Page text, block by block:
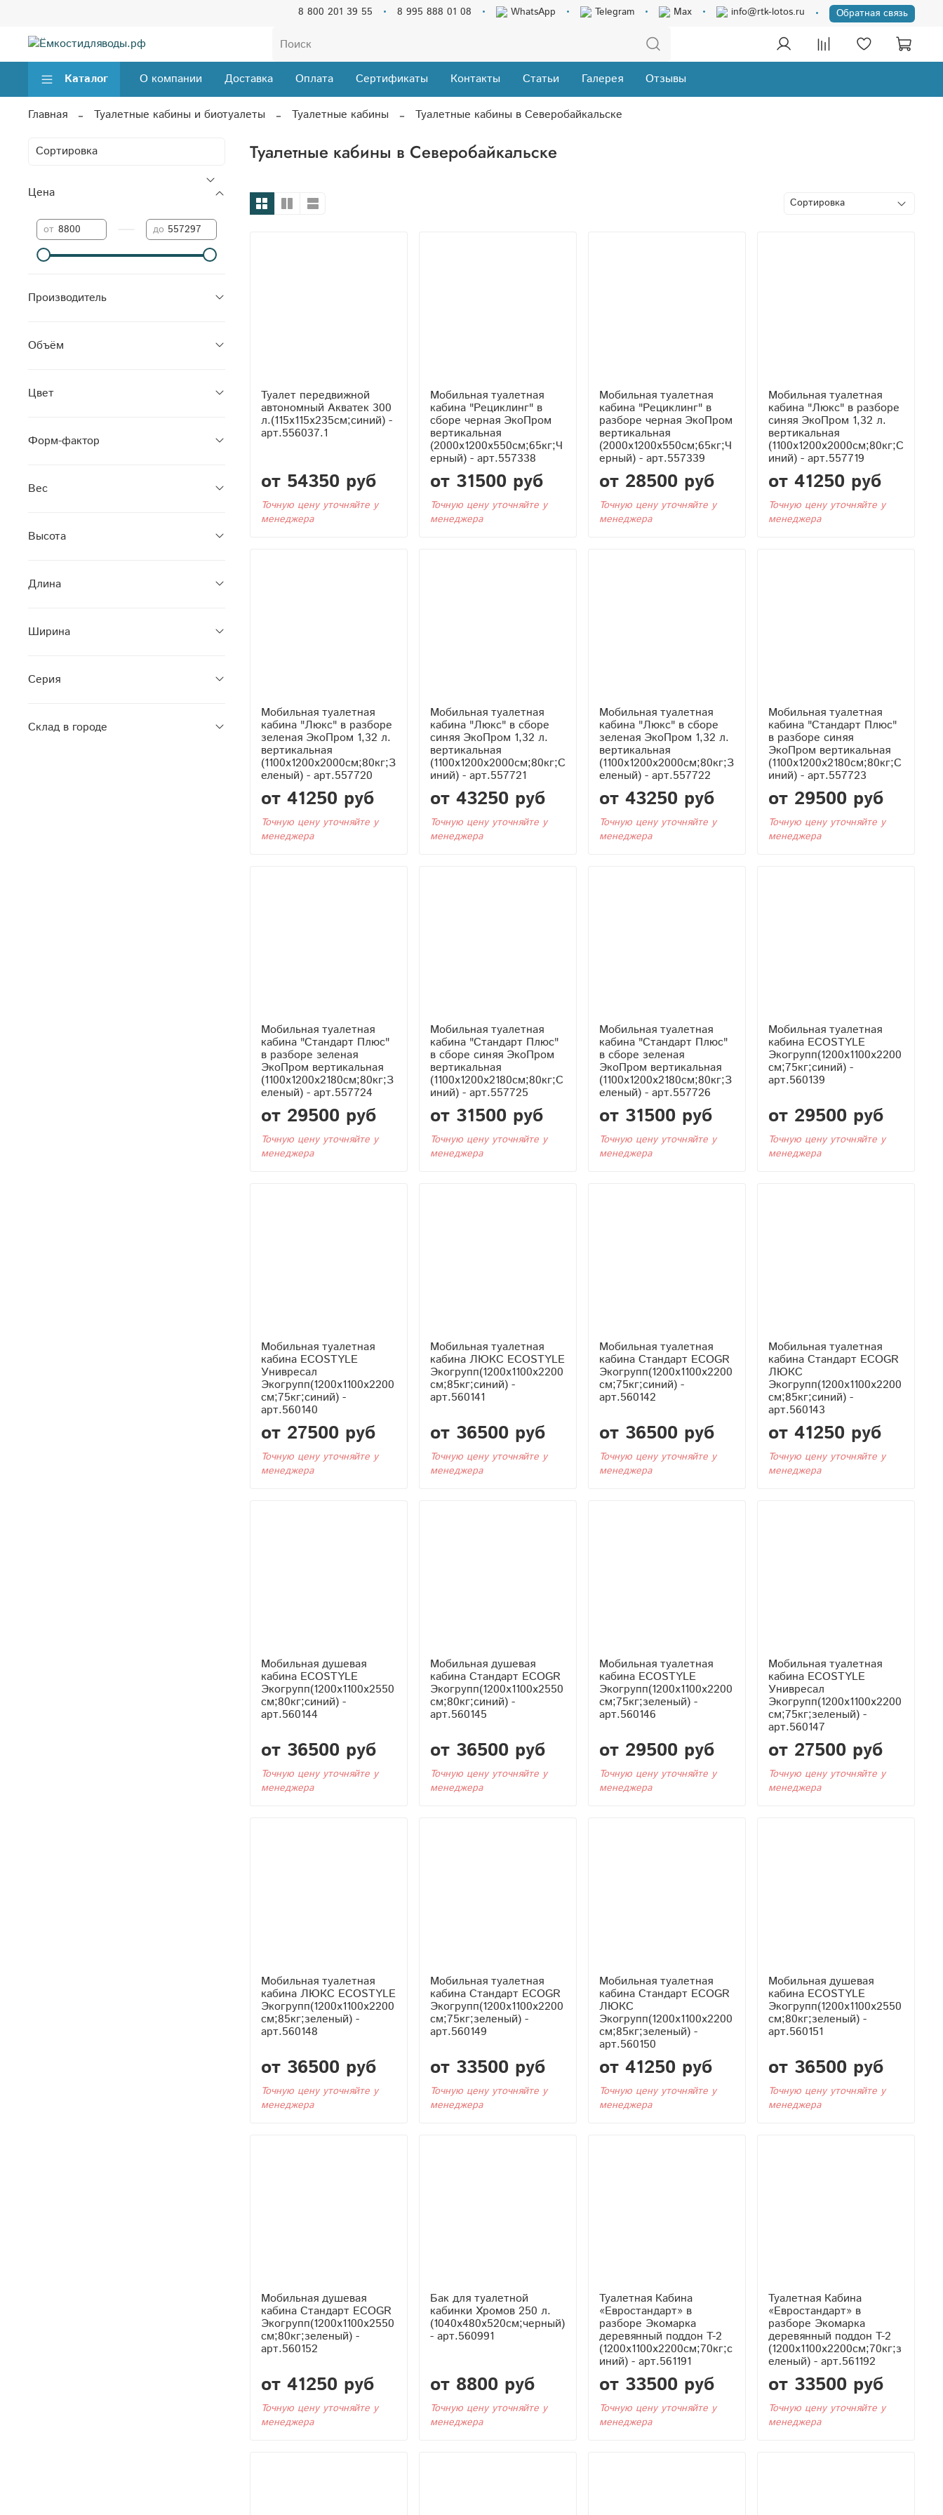
8 800 201 39 55 8 995 888 01 08 WhatsApp Telegram Max info@rtk-lotos.ru Обратная связь
Каталог О компании Доставка Оплата Сертификаты Контакты Статьи Галерея Отзывы
Главная Туалетные кабины и биотуалеты Туалетные кабины Туалетные кабины в Северобайкальске
Туалетные кабины в Северобайкальске
Туалет передвижной
автономный Акватек 300
л.(115x115x235см;синий) -
арт.556037.1
от 54350 руб
Точную цену уточняйте у
менеджера
Мобильная туалетная
кабина "Рециклинг" в
сборе черная ЭкоПром
вертикальная
(2000x1200x550см;65кг;Ч
ерный) - арт.557338
от 31500 руб
Точную цену уточняйте у
менеджера
Мобильная туалетная
кабина "Рециклинг" в
разборе черная ЭкоПром
вертикальная
(2000x1200x550см;65кг;Ч
ерный) - арт.557339
от 28500 руб
Точную цену уточняйте у
менеджера
Мобильная туалетная
кабина "Люкс" в разборе
синяя ЭкоПром 1,32 л.
вертикальная
(1100x1200x2000см;80кг;С
иний) - арт.557719
от 41250 руб
Точную цену уточняйте у
менеджера
Мобильная туалетная
кабина "Люкс" в разборе
зеленая ЭкоПром 1,32 л.
вертикальная
(1100x1200x2000см;80кг;З
еленый) - арт.557720
от 41250 руб
Точную цену уточняйте у
менеджера
Мобильная туалетная
кабина "Люкс" в сборе
синяя ЭкоПром 1,32 л.
вертикальная
(1100x1200x2000см;80кг;С
иний) - арт.557721
от 43250 руб
Точную цену уточняйте у
менеджера
Мобильная туалетная
кабина "Люкс" в сборе
зеленая ЭкоПром 1,32 л.
вертикальная
(1100x1200x2000см;80кг;З
еленый) - арт.557722
от 43250 руб
Точную цену уточняйте у
менеджера
Мобильная туалетная
кабина "Стандарт Плюс"
в разборе синяя
ЭкоПром вертикальная
(1100x1200x2180см;80кг;С
иний) - арт.557723
от 29500 руб
Точную цену уточняйте у
менеджера
Мобильная туалетная
кабина "Стандарт Плюс"
в разборе зеленая
ЭкоПром вертикальная
(1100x1200x2180см;80кг;З
еленый) - арт.557724
от 29500 руб
Точную цену уточняйте у
менеджера
Мобильная туалетная
кабина "Стандарт Плюс"
в сборе синяя ЭкоПром
вертикальная
(1100x1200x2180см;80кг;С
иний) - арт.557725
от 31500 руб
Точную цену уточняйте у
менеджера
Мобильная туалетная
кабина "Стандарт Плюс"
в сборе зеленая
ЭкоПром вертикальная
(1100x1200x2180см;80кг;З
еленый) - арт.557726
от 31500 руб
Точную цену уточняйте у
менеджера
Мобильная туалетная
кабина ECOSTYLE
Экогрупп(1200x1100x2200
см;75кг;синий) -
арт.560139
от 29500 руб
Точную цену уточняйте у
менеджера
Мобильная туалетная
кабина ECOSTYLE
Унивресал
Экогрупп(1200x1100x2200
см;75кг;синий) -
арт.560140
от 27500 руб
Точную цену уточняйте у
менеджера
Мобильная туалетная
кабина ЛЮКС ECOSTYLE
Экогрупп(1200x1100x2200
см;85кг;синий) -
арт.560141
от 36500 руб
Точную цену уточняйте у
менеджера
Мобильная туалетная
кабина Стандарт ECOGR
Экогрупп(1200x1100x2200
см;75кг;синий) -
арт.560142
от 36500 руб
Точную цену уточняйте у
менеджера
Мобильная туалетная
кабина Стандарт ECOGR
ЛЮКС
Экогрупп(1200x1100x2200
см;85кг;синий) -
арт.560143
от 41250 руб
Точную цену уточняйте у
менеджера
Мобильная душевая
кабина ECOSTYLE
Экогрупп(1200x1100x2550
см;80кг;синий) -
арт.560144
от 36500 руб
Точную цену уточняйте у
менеджера
Мобильная душевая
кабина Стандарт ECOGR
Экогрупп(1200x1100x2550
см;80кг;синий) -
арт.560145
от 36500 руб
Точную цену уточняйте у
менеджера
Мобильная туалетная
кабина ECOSTYLE
Экогрупп(1200x1100x2200
см;75кг;зеленый) -
арт.560146
от 29500 руб
Точную цену уточняйте у
менеджера
Мобильная туалетная
кабина ECOSTYLE
Унивресал
Экогрупп(1200x1100x2200
см;75кг;зеленый) -
арт.560147
от 27500 руб
Точную цену уточняйте у
менеджера
Мобильная туалетная
кабина ЛЮКС ECOSTYLE
Экогрупп(1200x1100x2200
см;85кг;зеленый) -
арт.560148
от 36500 руб
Точную цену уточняйте у
менеджера
Мобильная туалетная
кабина Стандарт ECOGR
Экогрупп(1200x1100x2200
см;75кг;зеленый) -
арт.560149
от 33500 руб
Точную цену уточняйте у
менеджера
Мобильная туалетная
кабина Стандарт ECOGR
ЛЮКС
Экогрупп(1200x1100x2200
см;85кг;зеленый) -
арт.560150
от 41250 руб
Точную цену уточняйте у
менеджера
Мобильная душевая
кабина ECOSTYLE
Экогрупп(1200x1100x2550
см;80кг;зеленый) -
арт.560151
от 36500 руб
Точную цену уточняйте у
менеджера
Мобильная душевая
кабина Стандарт ECOGR
Экогрупп(1200x1100x2550
см;80кг;зеленый) -
арт.560152
от 41250 руб
Точную цену уточняйте у
менеджера
Бак для туалетной
кабинки Хромов 250 л.
(1040x480x520см;черный)
- арт.560991
от 8800 руб
Точную цену уточняйте у
менеджера
Туалетная Кабина
«Евростандарт» в
разборе Экомарка
деревянный поддон T-2
(1200x1100x2200см;70кг;с
иний) - арт.561191
от 33500 руб
Точную цену уточняйте у
менеджера
Туалетная Кабина
«Евростандарт» в
разборе Экомарка
деревянный поддон T-2
(1200x1100x2200см;70кг;з
еленый) - арт.561192
от 33500 руб
Точную цену уточняйте у
менеджера
Цена
от до
Производитель
Объём
Цвет
Форм-фактор
Вес
Высота
Длина
Ширина
Серия
Склад в городе